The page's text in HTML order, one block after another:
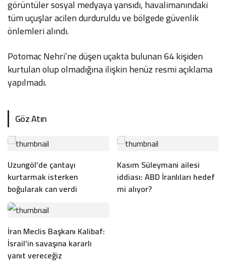
görüntüler sosyal medyaya yansıdı, havalimanındaki
tüm uçuşlar acilen durduruldu ve bölgede güvenlik
önlemleri alındı.
Potomac Nehri’ne düşen uçakta bulunan 64 kişiden
kurtulan olup olmadığına ilişkin henüz resmi açıklama
yapılmadı.
Göz Atın
Uzungöl’de çantayı
kurtarmak isterken
boğularak can verdi
Kasım Süleymani ailesi
iddiası: ABD İranlıları hedef
mi alıyor?
İran Meclis Başkanı Kalibaf:
İsrail’in savaşına kararlı
yanıt vereceğiz